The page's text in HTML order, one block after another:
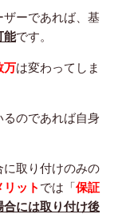
ザーであれば、基
能です。
万は変わってしま
のであれば自身
に取り付けのみの
リット では「保証
合には取り付け後